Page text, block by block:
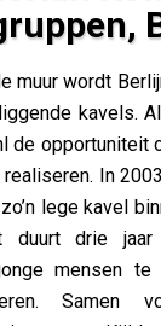
Berlijn
muur wordt
kavels.
de opportuniteit
In
lege kavel
duurt drie
mensen
Samen